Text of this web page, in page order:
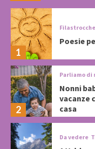
1
Poesie
2
Parliamo di
Nonni
vacanze
casa
Da vedere